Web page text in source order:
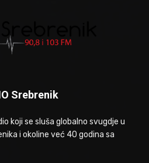
Srebrenik
koji se sluša globalno svugdje u
i okoline već 40 godina sa